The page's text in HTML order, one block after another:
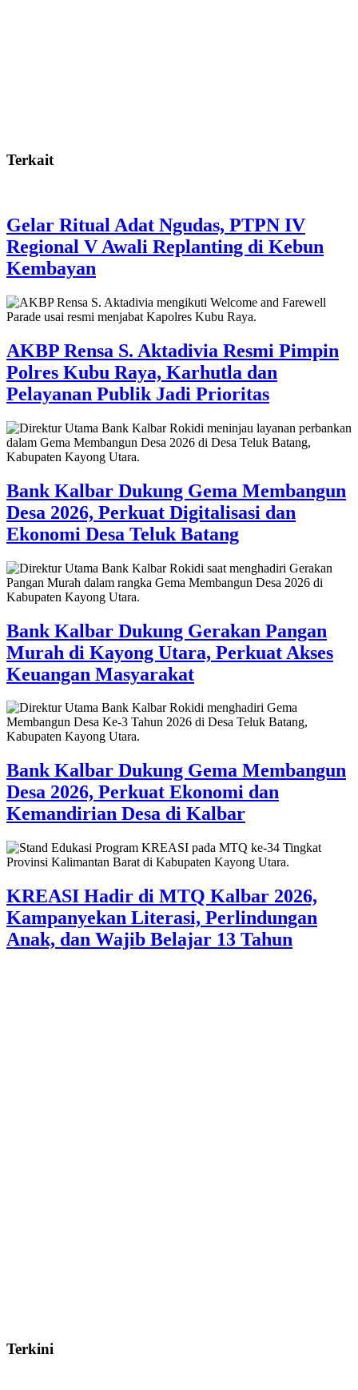
Terkait
Gelar Ritual Adat Ngudas, PTPN IV
Regional V Awali Replanting di Kebun
Kembayan
AKBP Rensa S. Aktadivia Resmi Pimpin
Polres Kubu Raya, Karhutla dan
Pelayanan Publik Jadi Prioritas
Bank Kalbar Dukung Gema Membangun
Desa 2026, Perkuat Digitalisasi dan
Ekonomi Desa Teluk Batang
Bank Kalbar Dukung Gerakan Pangan
Murah di Kayong Utara, Perkuat Akses
Keuangan Masyarakat
Bank Kalbar Dukung Gema Membangun
Desa 2026, Perkuat Ekonomi dan
Kemandirian Desa di Kalbar
KREASI Hadir di MTQ Kalbar 2026,
Kampanyekan Literasi, Perlindungan
Anak, dan Wajib Belajar 13 Tahun
Terkini